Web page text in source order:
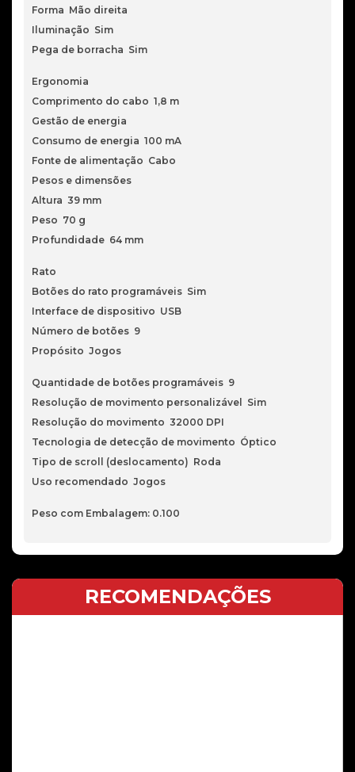
Forma Mão direita
Iluminação Sim
Pega de borracha Sim
Ergonomia
Comprimento do cabo 1,8 m
Gestão de energia
Consumo de energia 100 mA
Fonte de alimentação Cabo
Pesos e dimensões
Altura 39 mm
Peso 70 g
Profundidade 64 mm
Rato
Botões do rato programáveis Sim
Interface de dispositivo USB
Número de botões 9
Propósito Jogos
Quantidade de botões programáveis 9
Resolução de movimento personalizável Sim
Resolução do movimento 32000 DPI
Tecnologia de detecção de movimento Óptico
Tipo de scroll (deslocamento) Roda
Uso recomendado Jogos
Peso com Embalagem: 0.100
RECOMENDAÇÕES